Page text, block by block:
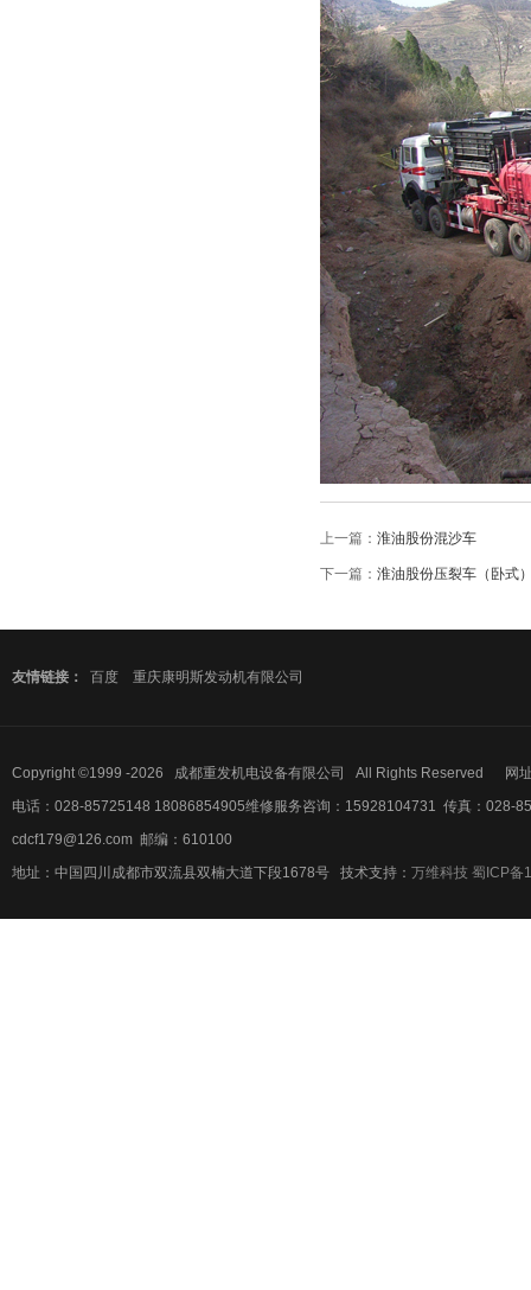
上一篇： 淮油股份混沙车
下一篇： 淮油股份压裂车（卧式
友情链接： 百度 重庆康明斯发动机有限公司
Copyright ©1999 -2026 成都重发机电设备有限公司 All Rights Reserved 网
电话：028-85725148 18086854905维修服务咨询：15928104731 传真：028-
cdcf179@126.com 邮编：610100
地址：中国四川成都市双流县双楠大道下段1678号 技术支持： 万维科技 蜀ICP备